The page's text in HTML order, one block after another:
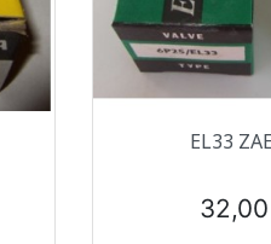
Aperçu
EL33
Prix